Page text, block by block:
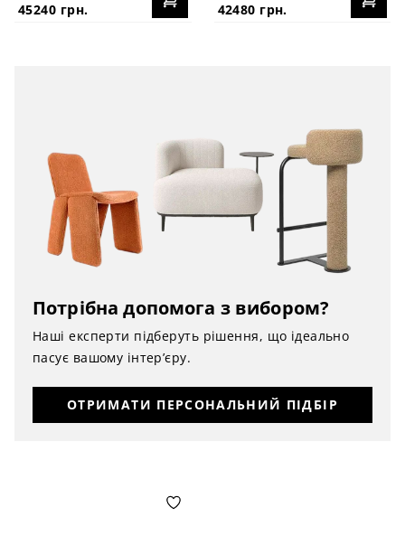
45240 грн. 42480 грн.
Потрібна допомога з вибором?
Наші експерти підберуть рішення, що ідеально
пасує вашому інтер’єру.
ОТРИМАТИ ПЕРСОНАЛЬНИЙ ПІДБІР